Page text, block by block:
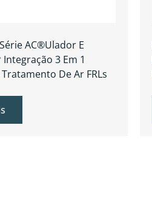
AC®ulador E
3 Em 1
De Ar FRLs